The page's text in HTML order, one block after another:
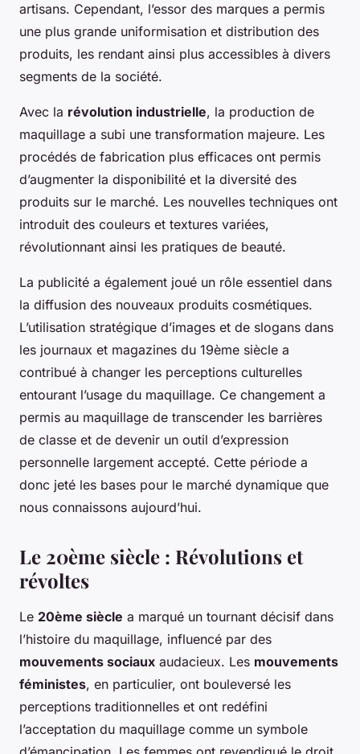
artisans. Cependant, l’essor des marques a permis
une plus grande uniformisation et distribution des
produits, les rendant ainsi plus accessibles à divers
segments de la société.
Avec la révolution industrielle, la production de
maquillage a subi une transformation majeure. Les
procédés de fabrication plus efficaces ont permis
d’augmenter la disponibilité et la diversité des
produits sur le marché. Les nouvelles techniques ont
introduit des couleurs et textures variées,
révolutionnant ainsi les pratiques de beauté.
La publicité a également joué un rôle essentiel dans
la diffusion des nouveaux produits cosmétiques.
L’utilisation stratégique d’images et de slogans dans
les journaux et magazines du 19ème siècle a
contribué à changer les perceptions culturelles
entourant l’usage du maquillage. Ce changement a
permis au maquillage de transcender les barrières
de classe et de devenir un outil d’expression
personnelle largement accepté. Cette période a
donc jeté les bases pour le marché dynamique que
nous connaissons aujourd’hui.
Le 20ème siècle : Révolutions et
révoltes
Le 20ème siècle a marqué un tournant décisif dans
l’histoire du maquillage, influencé par des
mouvements sociaux audacieux. Les mouvements
féministes, en particulier, ont bouleversé les
perceptions traditionnelles et ont redéfini
l’acceptation du maquillage comme un symbole